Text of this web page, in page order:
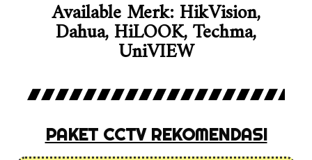
Dahua, HiLOOK, Techma,
UniVIEW
PAKET CCTV REKOMENDASI